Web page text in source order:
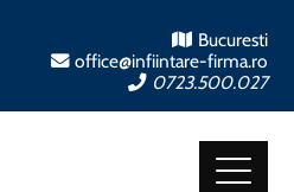
Bucuresti
office@infiintare-firma.ro
0723.500.027